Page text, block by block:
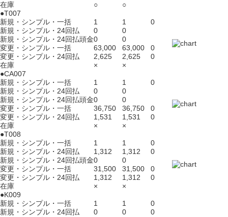
在庫
○
○
●T007
新規・シンプル・一括
1 1
0
新規・シンプル・24回払
0
0
新規・シンプル・24回払頭金0
0
変更・シンプル・一括
63,000 63,000
0
変更・シンプル・24回払
2,625 2,625
0
在庫
×
×
●CA007
新規・シンプル・一括
1 1
0
新規・シンプル・24回払
0
0
新規・シンプル・24回払頭金0
0
変更・シンプル・一括
36,750 36,750
0
変更・シンプル・24回払
1,531 1,531
0
在庫
×
×
●T008
新規・シンプル・一括
1 1
0
新規・シンプル・24回払
1,312 1,312
0
新規・シンプル・24回払頭金0
0
変更・シンプル・一括
31,500 31,500
0
変更・シンプル・24回払
1,312 1,312
0
在庫
×
×
●K009
新規・シンプル・一括
1 1
0
新規・シンプル・24回払
0 0
0